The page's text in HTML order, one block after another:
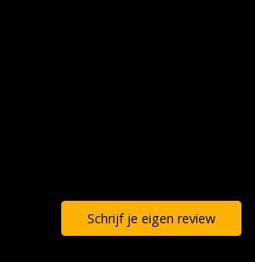
Schrijf je eigen review